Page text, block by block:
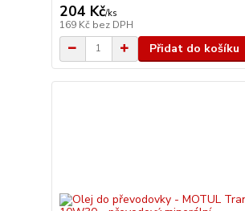
204 Kč/ks
169 Kč bez DPH
Přidat do košíku